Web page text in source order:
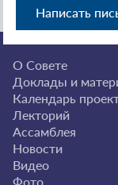
Написать
О Совете
Доклады и
Календарь
Лекторий
Ассамблея
Новости
Видео
Фото